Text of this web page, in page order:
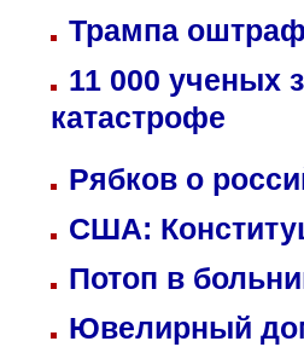
Трампа
11 000 ученых
катастрофе
Рябков о
США:
Потоп в
Ювелирный